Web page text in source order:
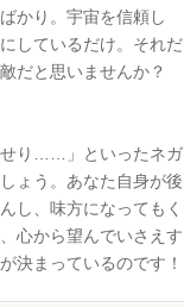
かり。宇宙を信頼し
しているだけ。それだ
だと思いませんか？
せり……」といったネガ
ょう。あなた自身が後
し、味方になってもく
心から望んでいさえす
決まっているのです！